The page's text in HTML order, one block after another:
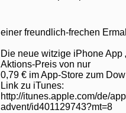
einer freundlich-frechen
Die neue witzige iPhone App
Aktions-Preis von nur
0,79 € im App-Store zum
Link zu iTunes:
http://itunes.apple.com/de/
advent/id401129743?mt=8